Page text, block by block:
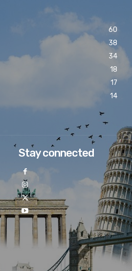
60
38
34
18
17
14
Stay connected